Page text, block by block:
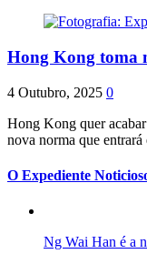
Hong Kong toma
4 Outubro, 2025 0
Hong Kong quer
nova norma que
O Expediente
Ng Wai Han é a